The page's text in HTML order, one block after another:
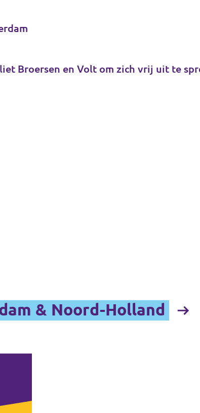
Broersen en Volt om zich vrij uit te
& Noord-Holland